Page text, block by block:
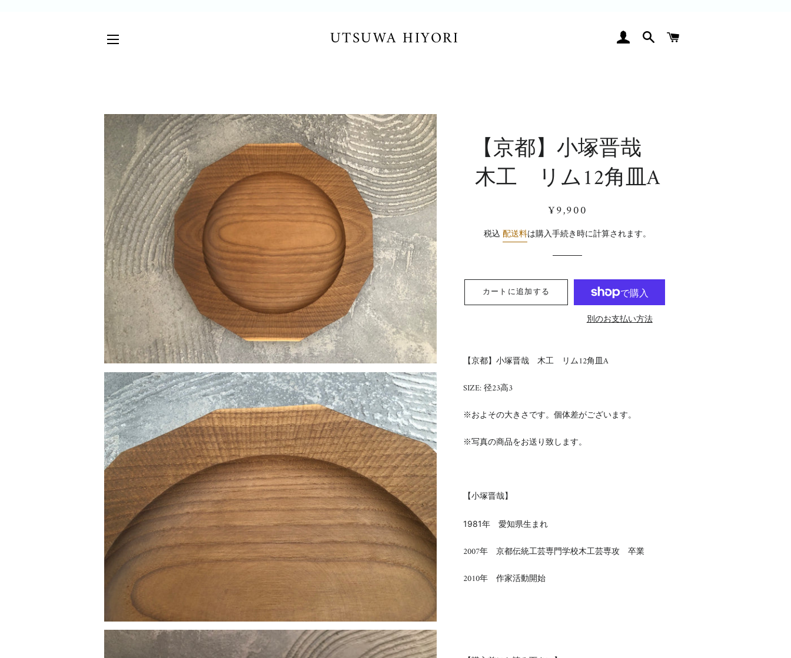
UTSUWA HIYORI ログイン検索
【京都】小塚晋哉
木工 リム12角皿A
通
価
販
価
¥9,900
税込配送料は購入手続き時に計算されます。
カートに追加する
別のお支払い方法
【京都】小塚晋哉 木工 リム12角皿A
SIZE: 径23高3
※およその大きさです。個体差がございます。
※写真の商品をお送り致します。
【小塚晋哉】
1981年 愛知県生まれ
2007年 京都伝統工芸専門学校木工芸専攻 卒業
2010年 作家活動開始